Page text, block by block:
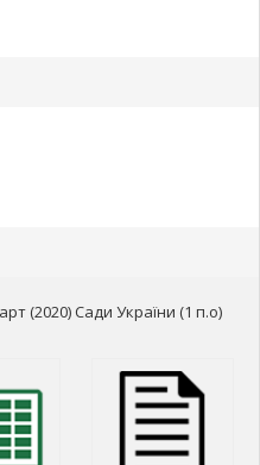
(2020) Сади України (1 п.о)